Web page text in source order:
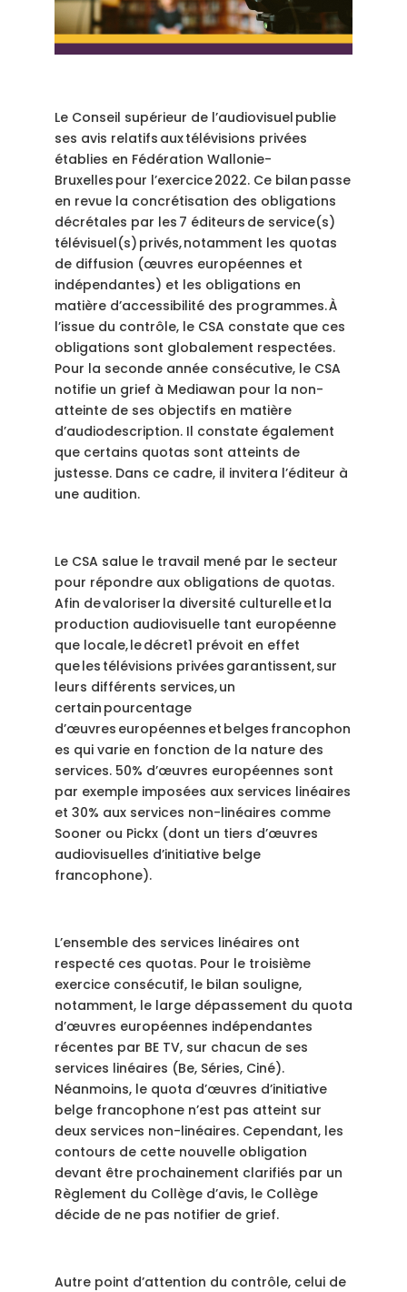
Le Conseil supérieur de l’audiovisuel publie
ses avis relatifs aux télévisions privées
établies en Fédération Wallonie-
Bruxelles pour l’exercice 2022. Ce bilan passe
en revue la concrétisation des obligations
décrétales par les 7 éditeurs de service(s)
télévisuel(s) privés, notamment les quotas
de diffusion (œuvres européennes et
indépendantes) et les obligations en
matière d’accessibilité des programmes. À
l’issue du contrôle, le CSA constate que ces
obligations sont globalement respectées.
Pour la seconde année consécutive, le CSA
notifie un grief à Mediawan pour la non-
atteinte de ses objectifs en matière
d’audiodescription. Il constate également
que certains quotas sont atteints de
justesse. Dans ce cadre, il invitera l’éditeur à
une audition.
Le CSA salue le travail mené par le secteur
pour répondre aux obligations de quotas.
Afin de valoriser la diversité culturelle et la
production audiovisuelle tant européenne
que locale, le décret1 prévoit en effet
que les télévisions privées garantissent, sur
leurs différents services, un
certain pourcentage
d’œuvres européennes et belges francophon
es qui varie en fonction de la nature des
services. 50% d’œuvres européennes sont
par exemple imposées aux services linéaires
et 30% aux services non-linéaires comme
Sooner ou Pickx (dont un tiers d’œuvres
audiovisuelles d’initiative belge
francophone).
L’ensemble des services linéaires ont
respecté ces quotas. Pour le troisième
exercice consécutif, le bilan souligne,
notamment, le large dépassement du quota
d’œuvres européennes indépendantes
récentes par BE TV, sur chacun de ses
services linéaires (Be, Séries, Ciné).
Néanmoins, le quota d’œuvres d’initiative
belge francophone n’est pas atteint sur
deux services non-linéaires. Cependant, les
contours de cette nouvelle obligation
devant être prochainement clarifiés par un
Règlement du Collège d’avis, le Collège
décide de ne pas notifier de grief.
Autre point d’attention du contrôle, celui de